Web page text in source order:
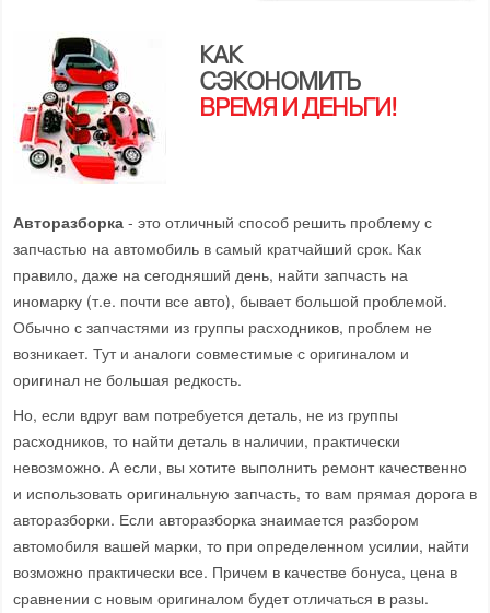
КАК
СЭКОНОМИТЬ
ВРЕМЯ И ДЕНЬГИ!
Авторазборка - это отличный способ решить проблему с
запчастью на автомобиль в самый кратчайший срок. Как
правило, даже на сегодняший день, найти запчасть на
иномарку (т.е. почти все авто), бывает большой проблемой.
Обычно с запчастями из группы расходников, проблем не
возникает. Тут и аналоги совместимые с оригиналом и
оригинал не большая редкость.
Но, если вдруг вам потребуется деталь, не из группы
расходников, то найти деталь в наличии, практически
невозможно. А если, вы хотите выполнить ремонт качественно
и использовать оригинальную запчасть, то вам прямая дорога в
авторазборки. Если авторазборка знаимается разбором
автомобиля вашей марки, то при определенном усилии, найти
возможно практически все. Причем в качестве бонуса, цена в
сравнении с новым оригиналом будет отличаться в разы.